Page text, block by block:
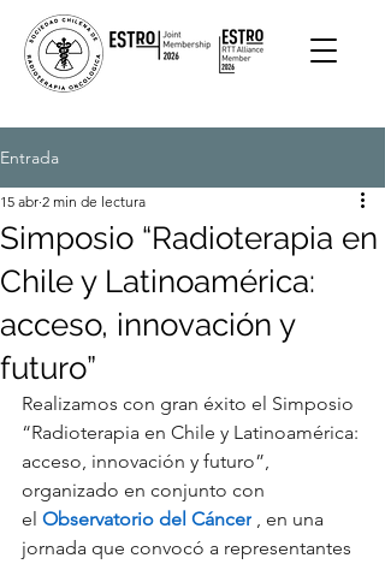
Entrada
Simposio “Radioterapia en
Chile y Latinoamérica:
acceso, innovación y
futuro”
15 abr 2 min de lectura
Realizamos con gran éxito el Simposio
“Radioterapia en Chile y Latinoamérica:
acceso, innovación y futuro”,
organizado en conjunto con
el Observatorio del Cáncer , en una
jornada que convocó a representantes